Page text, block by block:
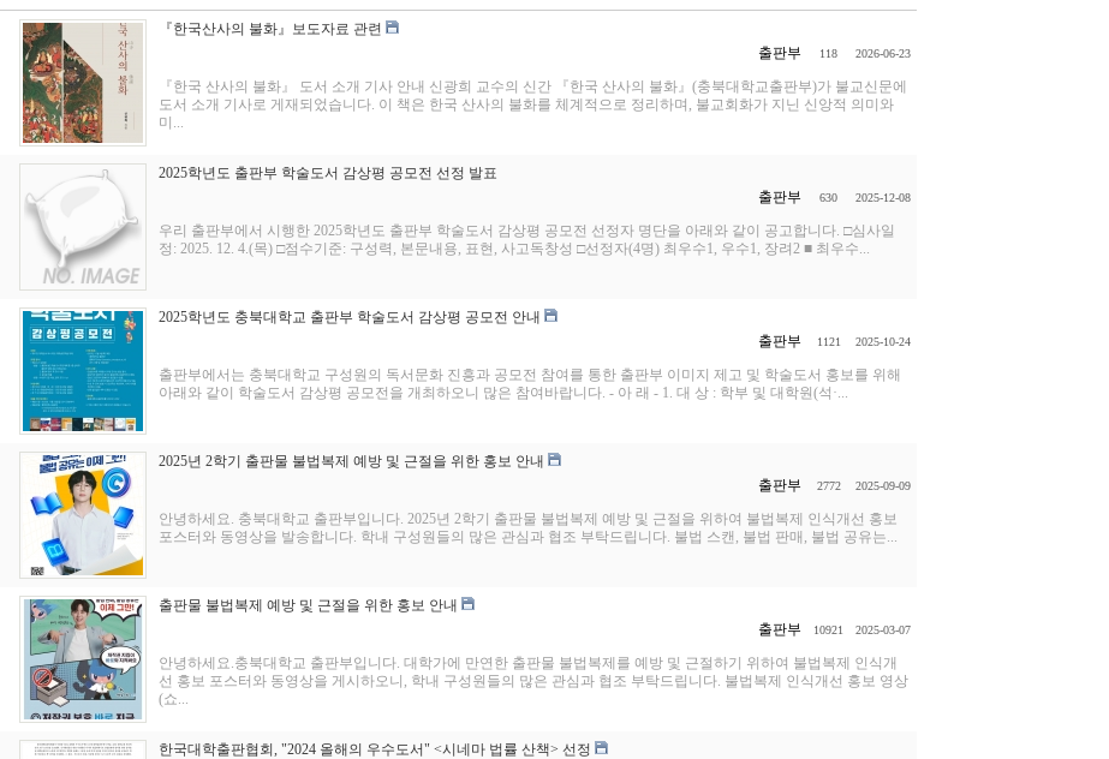
『한국산사의 불화』보도자료 관련
출판부
118 2026-06-23
『한국 산사의 불화』 도서 소개 기사 안내 신광희 교수의 신간 『한국 산사의 불화』(충북대학교출판부)가 불교신문에
도서 소개 기사로 게재되었습니다. 이 책은 한국 산사의 불화를 체계적으로 정리하며, 불교회화가 지닌 신앙적 의미와
미...
2025학년도 출판부 학술도서 감상평 공모전 선정 발표
출판부
630 2025-12-08
우리 출판부에서 시행한 2025학년도 출판부 학술도서 감상평 공모전 선정자 명단을 아래와 같이 공고합니다. □심사일
정: 2025. 12. 4.(목) □점수기준: 구성력, 본문내용, 표현, 사고독창성 □선정자(4명) 최우수1, 우수1, 장려2 ■ 최우수...
2025학년도 충북대학교 출판부 학술도서 감상평 공모전 안내
출판부
1121 2025-10-24
출판부에서는 충북대학교 구성원의 독서문화 진흥과 공모전 참여를 통한 출판부 이미지 제고 및 학술도서 홍보를 위해
아래와 같이 학술도서 감상평 공모전을 개최하오니 많은 참여바랍니다. - 아 래 - 1. 대 상 : 학부 및 대학원(석·...
2025년 2학기 출판물 불법복제 예방 및 근절을 위한 홍보 안내
출판부
2772 2025-09-09
안녕하세요. 충북대학교 출판부입니다. 2025년 2학기 출판물 불법복제 예방 및 근절을 위하여 불법복제 인식개선 홍보
포스터와 동영상을 발송합니다. 학내 구성원들의 많은 관심과 협조 부탁드립니다. 불법 스캔, 불법 판매, 불법 공유는...
출판물 불법복제 예방 및 근절을 위한 홍보 안내
출판부
10921 2025-03-07
안녕하세요.충북대학교 출판부입니다. 대학가에 만연한 출판물 불법복제를 예방 및 근절하기 위하여 불법복제 인식개
선 홍보 포스터와 동영상을 게시하오니, 학내 구성원들의 많은 관심과 협조 부탁드립니다. 불법복제 인식개선 홍보 영상
(쇼...
한국대학출판협회, "2024 올해의 우수도서" <시네마 법률 산책> 선정